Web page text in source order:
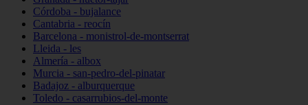
Córdoba - bujalance
Cantabria - reocín
Barcelona - monistrol-de-montserrat
Lleida - les
Almería - albox
Murcia - san-pedro-del-pinatar
Badajoz - alburquerque
Toledo - casarrubios-del-monte